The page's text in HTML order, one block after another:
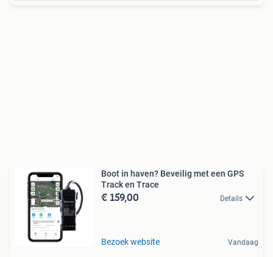
Boot in haven? Beveilig met een GPS
Track en Trace
€ 159,00 Details
Bezoek website Vandaag